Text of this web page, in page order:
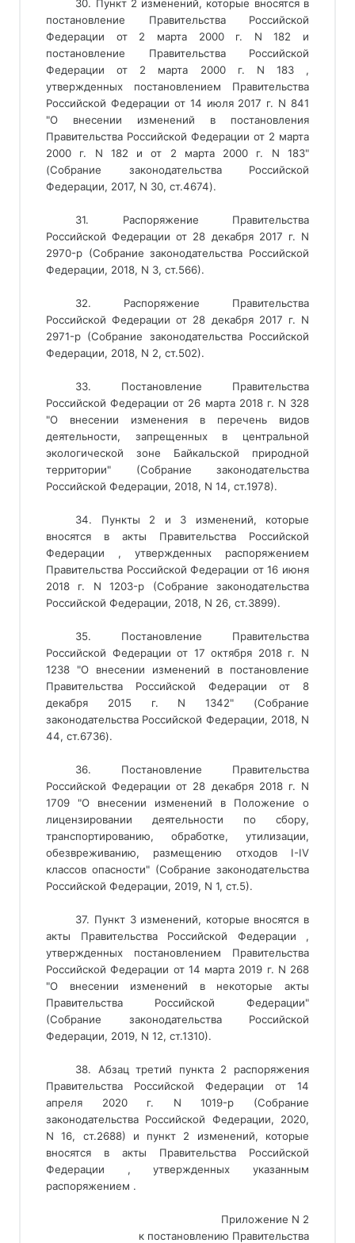
30. Пункт 2 изменений, которые вносятся в
постановление Правительства Российской
Федерации от 2 марта 2000 г. N 182 и
постановление Правительства Российской
Федерации от 2 марта 2000 г. N 183 ,
утвержденных постановлением Правительства
Российской Федерации от 14 июля 2017 г. N 841
"О внесении изменений в постановления
Правительства Российской Федерации от 2 марта
2000 г. N 182 и от 2 марта 2000 г. N 183"
(Собрание законодательства Российской
Федерации, 2017, N 30, ст.4674).
31. Распоряжение Правительства
Российской Федерации от 28 декабря 2017 г. N
2970-р (Собрание законодательства Российской
Федерации, 2018, N 3, ст.566).
32. Распоряжение Правительства
Российской Федерации от 28 декабря 2017 г. N
2971-р (Собрание законодательства Российской
Федерации, 2018, N 2, ст.502).
33. Постановление Правительства
Российской Федерации от 26 марта 2018 г. N 328
"О внесении изменения в перечень видов
деятельности, запрещенных в центральной
экологической зоне Байкальской природной
территории" (Собрание законодательства
Российской Федерации, 2018, N 14, ст.1978).
34. Пункты 2 и 3 изменений, которые
вносятся в акты Правительства Российской
Федерации , утвержденных распоряжением
Правительства Российской Федерации от 16 июня
2018 г. N 1203-р (Собрание законодательства
Российской Федерации, 2018, N 26, ст.3899).
35. Постановление Правительства
Российской Федерации от 17 октября 2018 г. N
1238 "О внесении изменений в постановление
Правительства Российской Федерации от 8
декабря 2015 г. N 1342" (Собрание
законодательства Российской Федерации, 2018, N
44, ст.6736).
36. Постановление Правительства
Российской Федерации от 28 декабря 2018 г. N
1709 "О внесении изменений в Положение о
лицензировании деятельности по сбору,
транспортированию, обработке, утилизации,
обезвреживанию, размещению отходов I-IV
классов опасности" (Собрание законодательства
Российской Федерации, 2019, N 1, ст.5).
37. Пункт 3 изменений, которые вносятся в
акты Правительства Российской Федерации ,
утвержденных постановлением Правительства
Российской Федерации от 14 марта 2019 г. N 268
"О внесении изменений в некоторые акты
Правительства Российской Федерации"
(Собрание законодательства Российской
Федерации, 2019, N 12, ст.1310).
38. Абзац третий пункта 2 распоряжения
Правительства Российской Федерации от 14
апреля 2020 г. N 1019-р (Собрание
законодательства Российской Федерации, 2020,
N 16, ст.2688) и пункт 2 изменений, которые
вносятся в акты Правительства Российской
Федерации , утвержденных указанным
распоряжением .
Приложение N 2
к постановлению Правительства